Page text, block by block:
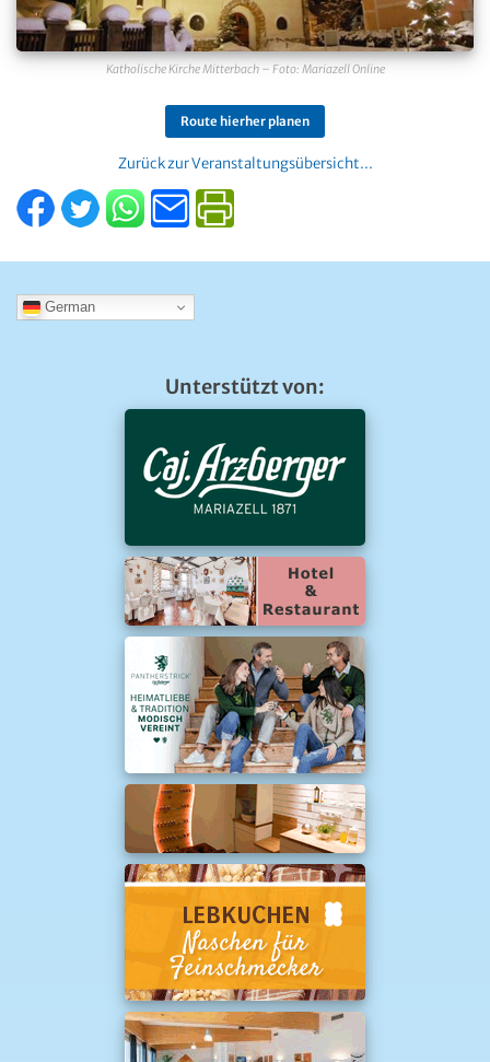
Katholische Kirche Mitterbach – Foto: Mariazell Online
Route hierher planen
Zurück zur Veranstaltungsübersicht...
German
Unterstützt von: